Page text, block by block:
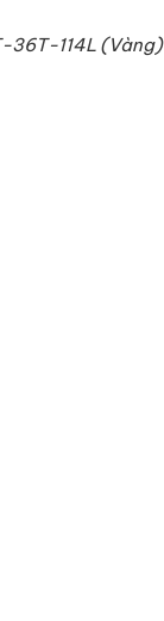
36T-114L (Vàng)